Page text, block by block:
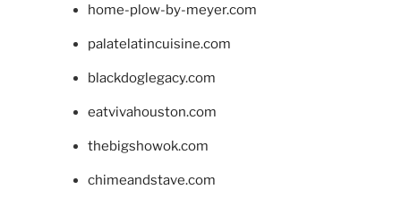
home-plow-by-meyer.com
palatelatincuisine.com
blackdoglegacy.com
eatvivahouston.com
thebigshowok.com
chimeandstave.com